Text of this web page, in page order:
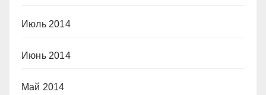
Июль 2014
Июнь 2014
Май 2014